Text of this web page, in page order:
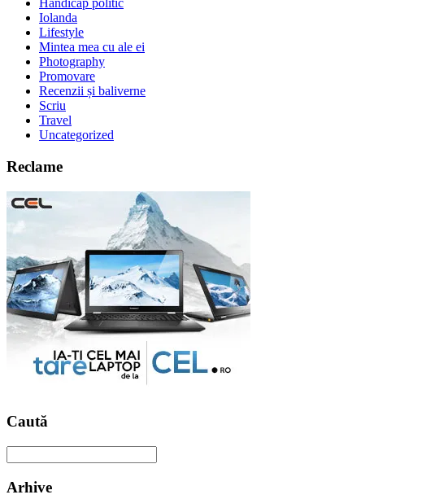
Handicap politic
Iolanda
Lifestyle
Mintea mea cu ale ei
Photography
Promovare
Recenzii și baliverne
Scriu
Travel
Uncategorized
Reclame
Caută
Arhive